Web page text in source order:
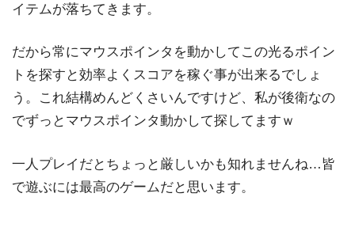
イテムが落ちてきます。
だから常にマウスポインタを動かしてこの光るポイン
トを探すと効率よくスコアを稼ぐ事が出来るでしょ
う。これ結構めんどくさいんですけど、私が後衛なの
でずっとマウスポインタ動かして探してますｗ
一人プレイだとちょっと厳しいかも知れませんね…皆
で遊ぶには最高のゲームだと思います。